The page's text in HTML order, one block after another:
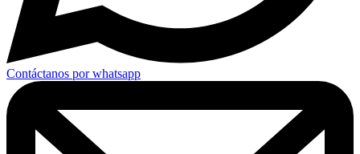
Contáctanos por whatsapp